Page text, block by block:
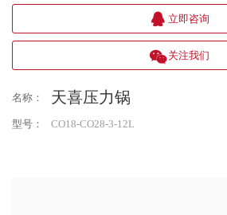
立即咨询
关注我们
名称： 天喜压力锅
型号： CO18-CO28-3-12L